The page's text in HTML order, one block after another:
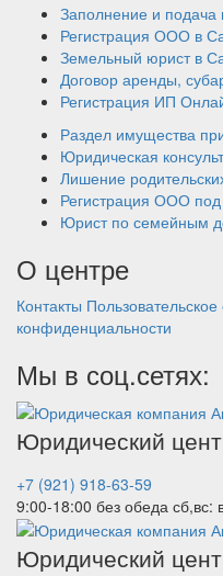
Заполнение и подача
Регистрация ООО в
Земельный юрист в
Договор аренды,
Регистрация ИП
Раздел имущества
Юридическая
Лишение
Регистрация ООО
Юрист по семейным
О центре
Контакты
конфиденциальности
Мы в соц.сетях:
Юридический
+7 (921) 918-63-59
9:00-18:00 без обеда сб,вс:
Юридический